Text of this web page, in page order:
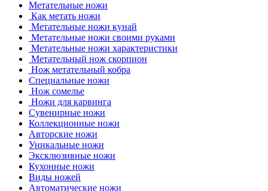
Метательные ножи
Как метать ножи
Метательные ножи кунай
Метательные ножи своими руками
Метательные ножи характеристики
Метательный нож скорпион
Нож метательный кобра
Специальные ножи
Нож сомелье
Ножи для карвинга
Сувенирные ножи
Коллекционные ножи
Авторские ножи
Уникальные ножи
Эксклюзивные ножи
Кухонные ножи
Виды ножей
Автоматические ножи